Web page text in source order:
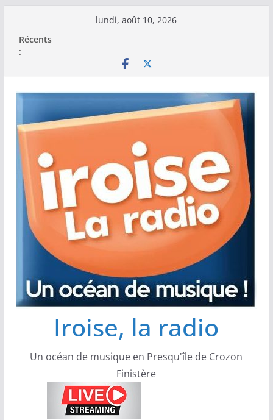
contenu
lundi, août 10, 2026
Récents
:
Iroise, la radio
Un océan de musique en Presqu'île de Crozon
Finistère